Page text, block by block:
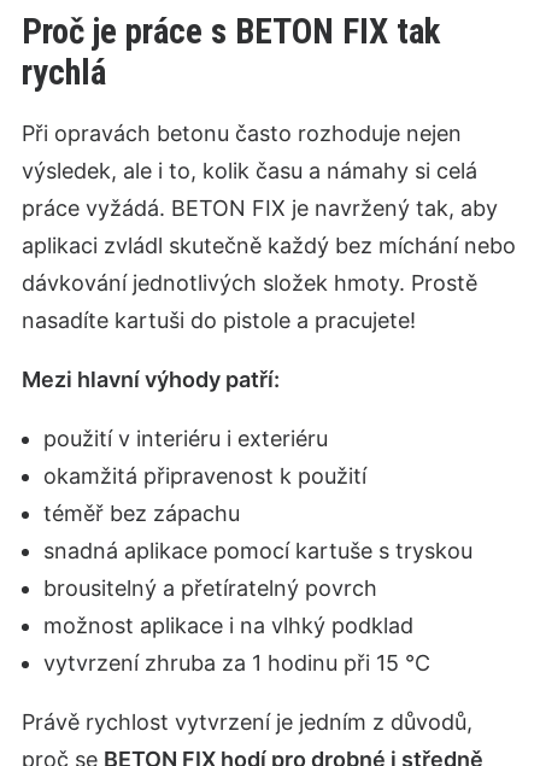
Proč je práce s BETON FIX tak
rychlá
Při opravách betonu často rozhoduje nejen
výsledek, ale i to, kolik času a námahy si celá
práce vyžádá. BETON FIX je navržený tak, aby
aplikaci zvládl skutečně každý bez míchání nebo
dávkování jednotlivých složek hmoty. Prostě
nasadíte kartuši do pistole a pracujete!
Mezi hlavní výhody patří:
použití v interiéru i exteriéru
okamžitá připravenost k použití
téměř bez zápachu
snadná aplikace pomocí kartuše s tryskou
brousitelný a přetíratelný povrch
možnost aplikace i na vlhký podklad
vytvrzení zhruba za 1 hodinu při 15 °C
Právě rychlost vytvrzení je jedním z důvodů,
proč se BETON FIX hodí pro drobné i středně